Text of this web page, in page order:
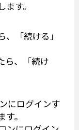
「続ける」
にログインす
。